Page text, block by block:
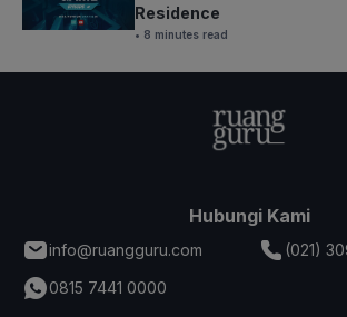
Residence
• 8 minutes read
Hubungi Kami
info@ruangguru.com
(021)
0815 7441 0000